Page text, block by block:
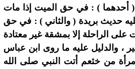
) : في حق الميت إذا مات
حديث بريدة ( والثاني ) : في حق
على الراحلة إلا بمشقة غير معتادة
، والدليل عليه ما روى ابن عباس
من خثعم أتت النبي صلى الله